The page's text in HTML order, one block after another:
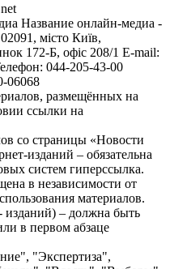
Название онлайн-медиа -
місто Київ,
172-Б, офіс 208/1 E-mail:
044-205-43-00
06068
размещённых на
ссылки на
со страницы «Новости
изданий – обязательна
систем гиперссылка.
в независимости от
материалов.
изданий) – должна быть
в первом абзаце
"Экспертиза",